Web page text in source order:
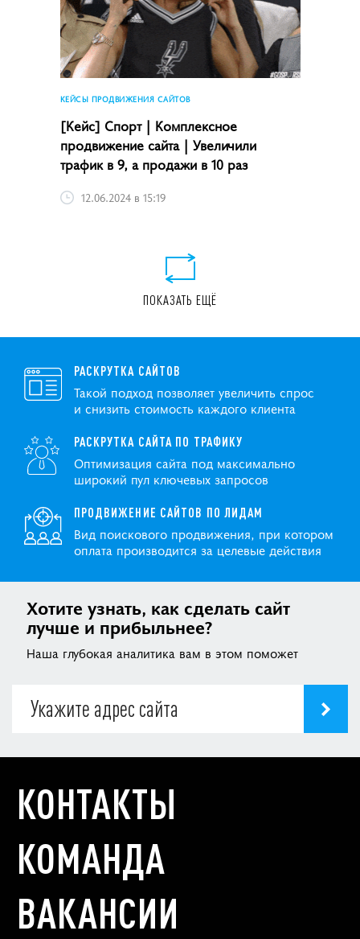
КЕЙСЫ ПРОДВИЖЕНИЯ САЙТОВ
[Кейс] Спорт | Комплексное
продвижение сайта | Увеличили
трафик в 9, а продажи в 10 раз
12.06.2024 в 15:19
ПОКАЗАТЬ ЕЩЁ
РАСКРУТКА САЙТОВ
Такой подход позволяет увеличить спрос
и снизить стоимость каждого клиента
РАСКРУТКА САЙТА ПО ТРАФИКУ
Оптимизация сайта под максимально
широкий пул ключевых запросов
ПРОДВИЖЕНИЕ САЙТОВ ПО ЛИДАМ
Вид поискового продвижения, при котором
оплата производится за целевые действия
Хотите узнать, как сделать сайт
лучше и прибыльнее?
Наша глубокая аналитика вам в этом поможет
КОНТАКТЫ
КОМАНДА
ВАКАНСИИ